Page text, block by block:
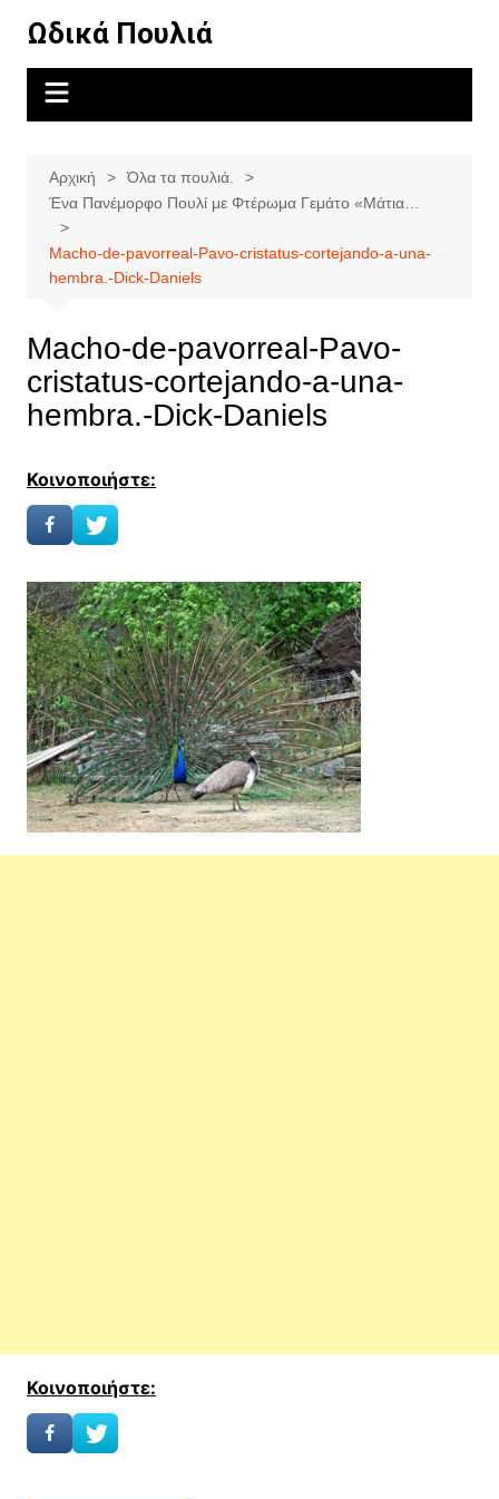
περιεχόμενο
Ωδικά Πουλιά
Αρχική
Όλα τα πουλιά.
Ένα Πανέμορφο Πουλί με Φτέρωμα Γεμάτο «Μάτια…
Macho-de-pavorreal-Pavo-cristatus-cortejando-a-una-
hembra.-Dick-Daniels
Macho-de-pavorreal-Pavo-
cristatus-cortejando-a-una-
hembra.-Dick-Daniels
Κοινοποιήστε:
Κοινοποιήστε: